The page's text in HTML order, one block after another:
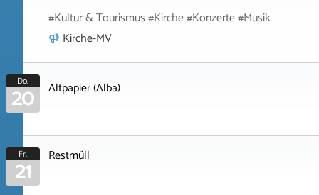
#Kultur & Tourismus #Kirche #Konzerte #Musik
Kirche-MV
Do.
20 Altpapier (Alba)
Fr.
21 Restmüll